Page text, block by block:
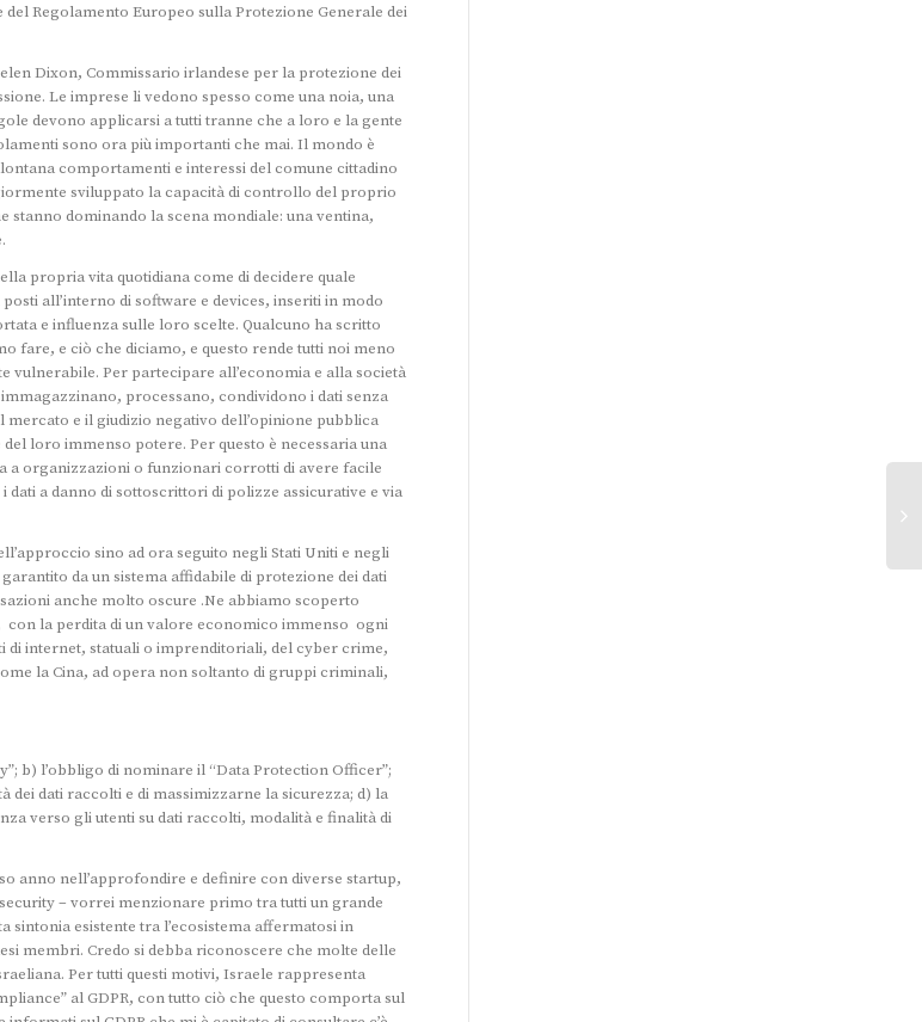
Regolamento Europeo sulla Protezione Generale dei
Dixon, Commissario irlandese per la protezione dei
Le imprese li vedono spesso come una noia, una
devono applicarsi a tutti tranne che a loro e la gente
sono ora più importanti che mai. Il mondo è
comportamenti e interessi del comune cittadino
sviluppato la capacità di controllo del proprio
dominando la scena mondiale: una ventina,
propria vita quotidiana come di decidere quale
all’interno di software e devices, inseriti in modo
e influenza sulle loro scelte. Qualcuno ha scritto
fare, e ciò che diciamo, e questo rende tutti noi meno
vulnerabile. Per partecipare all’economia e alla società
processano, condividono i dati senza
e il giudizio negativo dell’opinione pubblica
loro immenso potere. Per questo è necessaria una
a organizzazioni o funzionari corrotti di avere facile
a danno di sottoscrittori di polizze assicurative e via
sino ad ora seguito negli Stati Uniti e negli
da un sistema affidabile di protezione dei dati
anche molto oscure .Ne abbiamo scoperto
con la perdita di un valore economico immenso ogni
internet, statuali o imprenditoriali, del cyber crime,
la Cina, ad opera non soltanto di gruppi criminali,
b) l’obbligo di nominare il “Data Protection Officer”;
dati raccolti e di massimizzarne la sicurezza; d) la
verso gli utenti su dati raccolti, modalità e finalità di
anno nell’approfondire e definire con diverse startup,
– vorrei menzionare primo tra tutti un grande
esistente tra l’ecosistema affermatosi in
membri. Credo si debba riconoscere che molte delle
Per tutti questi motivi, Israele rappresenta
al GDPR, con tutto ciò che questo comporta sul